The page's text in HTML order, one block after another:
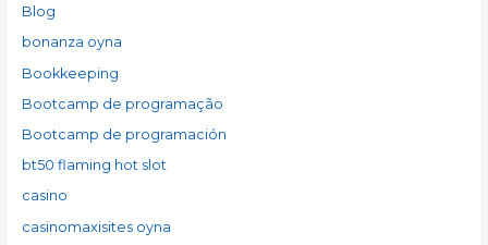
Blog
bonanza oyna
Bookkeeping
Bootcamp de programação
Bootcamp de programación
bt50 flaming hot slot
casino
casinomaxisites oyna